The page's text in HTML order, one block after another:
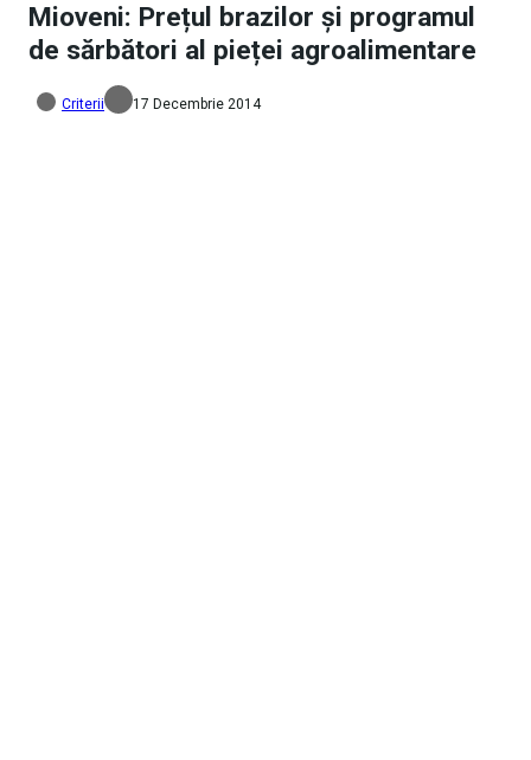
Mioveni: Prețul brazilor și programul
de sărbători al pieței agroalimentare
Criterii 17 Decembrie 2014